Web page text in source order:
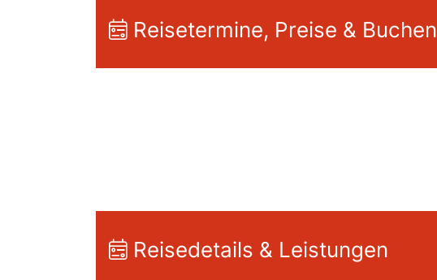
Reisetermine, Preise & Buchen
Reisedetails & Leistungen